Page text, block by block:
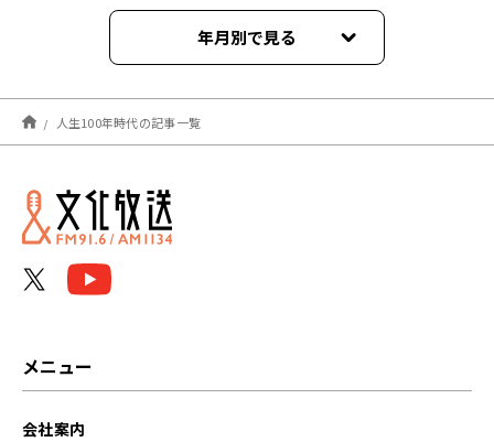
年月別で見る
2024年01月
2023年07月
人生100年時代の記事一覧
メニュー
会社案内